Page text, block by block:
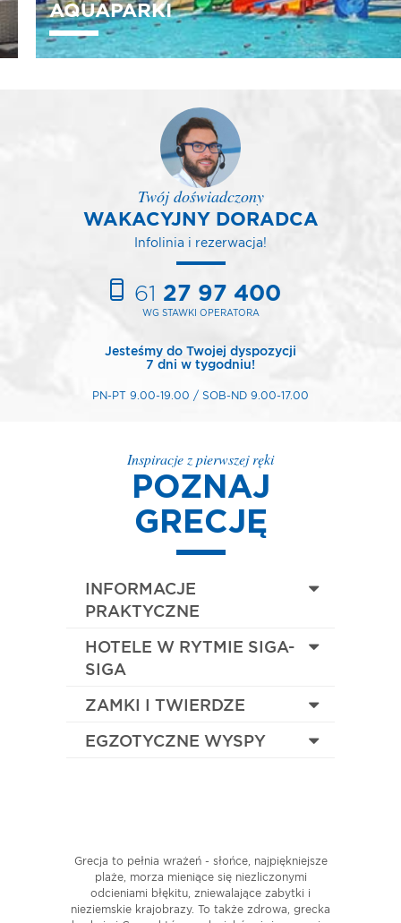
AQUAPARKI
Twój doświadczony
WAKACYJNY DORADCA
Infolinia i rezerwacja!
61 27 97 400
WG STAWKI OPERATORA
Jesteśmy do Twojej dyspozycji
7 dni w tygodniu!
PN-PT 9.00-19.00 / SOB-ND 9.00-17.00
Inspiracje z pierwszej ręki
POZNAJ
GRECJĘ
INFORMACJE
PRAKTYCZNE
HOTELE W RYTMIE SIGA-
SIGA
ZAMKI I TWIERDZE
EGZOTYCZNE WYSPY
Grecja to pełnia wrażeń - słońce,
najpiękniejsze
plaże, morza mieniące się niezliczonymi
odcieniami błękitu, zniewalające zabytki i
nieziemskie krajobrazy. To także zdrowa, grecka